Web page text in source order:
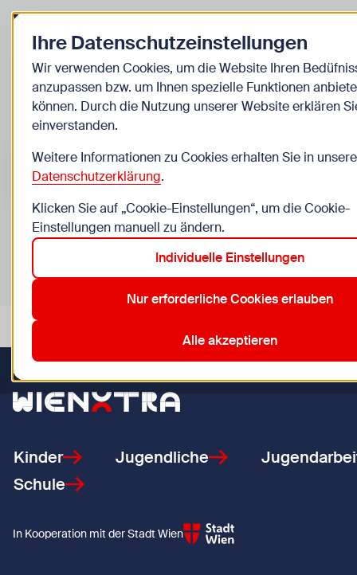
Zurück zur Startseite
Kinder
Veranstaltungen
Suche im Bereich “Kinder”
Suchen
Veranstaltungen in Wien im Bereich “Kinder”
Aktive Filter:
11. Simmering 14. Penzing 16. Ottakring
6. Mariahilf
Zurück zur Startseite
Kinder Jugendliche
Schule
In Kooperation mit der Stadt Wien
Ihre Datenschutzeinstellungen
Wir verwenden Cookies, um die Website Ihren
anzupassen bzw. um Ihnen spezielle Funktionen
können. Durch die Nutzung unserer Website erklären
einverstanden.
Weitere Informationen zu Cookies erhalten Sie in
Datenschutzerklärung.
Klicken Sie auf „Cookie-Einstellungen“, um die Cookie-
Einstellungen manuell zu ändern.
Individuelle Einstellungen
Nur erforderliche Cookies erlauben
Alle akzeptieren